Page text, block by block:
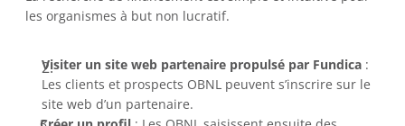
les organismes à but non lucratif.
Visiter un site web partenaire propulsé par Fundica :
Les clients et prospects OBNL peuvent s’inscrire sur le
site web d’un partenaire.